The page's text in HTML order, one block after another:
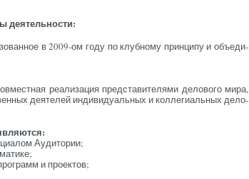
де­ятель­нос­ти:
в 2009-ом го­ду по клуб­но­му прин­ци­пу и объ­еди­
ре­али­зация пред­ста­ви­те­ля­ми де­ло­во­го ми­ра,
де­яте­лей ин­ди­ви­ду­аль­ных и кол­ле­ги­аль­ных де­ло­
А­уди­то­рии;
и про­ек­тов;